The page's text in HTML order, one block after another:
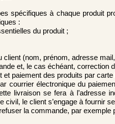
spécifiques à chaque produit
:
du produit ;
client (nom, prénom, adresse
et, le cas échéant, correction
paiement des produits par carte
courrier électronique du
livraison se fera à l’adresse
civil, le client s’engage à fournir
la commande, par